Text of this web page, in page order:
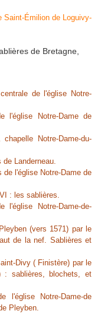
Saint-Émilion de Loguivy-
de Bretagne,
de l'église Notre-
l'église Notre-Dame de
Notre-Dame-du-
Landerneau.
l'église Notre-Dame de
: les sablières.
l'église Notre-Dame-de-
(vers 1571) par le
de la nef. Sablières et
Divy ( Finistère) par le
: sablières, blochets, et
l'église Notre-Dame-de
Pleyben.